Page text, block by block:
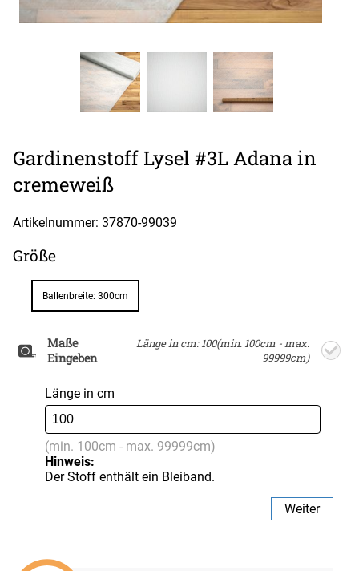
Gardinenstoff Lysel #3L Adana in
cremeweiß
Artikelnummer: 37870-99039
Größe
Ballenbreite: 300cm
Maße
Eingeben
Länge in cm: 100(min. 100cm - max.
99999cm)
Länge in cm
(min. 100cm - max. 99999cm)
Hinweis:
Der Stoff enthält ein Bleiband.
Weiter